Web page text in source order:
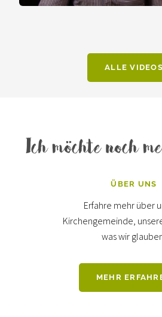
ALLE VIDEOS
Ich möchte noch
ÜBER UNS
Erfahre mehr über
Kirchengemeinde,
was wir
MEHR